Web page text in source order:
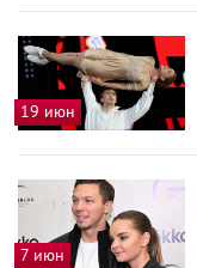
19 июн
7 июн